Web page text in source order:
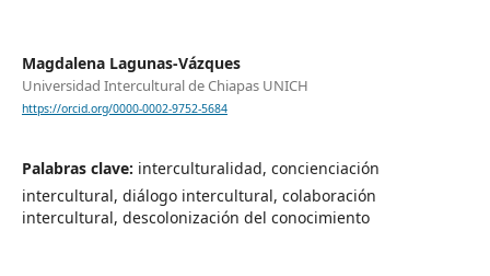
Magdalena Lagunas-Vázques
Universidad Intercultural de Chiapas UNICH
https://orcid.org/0000-0002-9752-5684
Palabras clave: interculturalidad, concienciación
intercultural, diálogo intercultural, colaboración
intercultural, descolonización del conocimiento